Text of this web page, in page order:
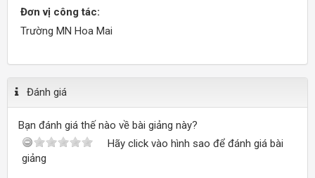
Đơn vị công tác:
Trường MN Hoa Mai
Đánh giá
Bạn đánh giá thế nào về bài giảng này?
Hãy click vào hình sao để đánh giá bài
giảng